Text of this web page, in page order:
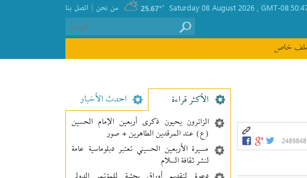
اتصل بنا | من نحن GMT-
25.67°
خاص
2489848
الأکثر قراءة احدث الأخبار
الزائرون يحيون ذكرى أربعين الإمام الحسين
(ع) عند المرقدين الطاهرين + صور
مسيرة الأربعين الحسيني تعتبر دبلوماسية عامة
لنشر ثقافة السلام